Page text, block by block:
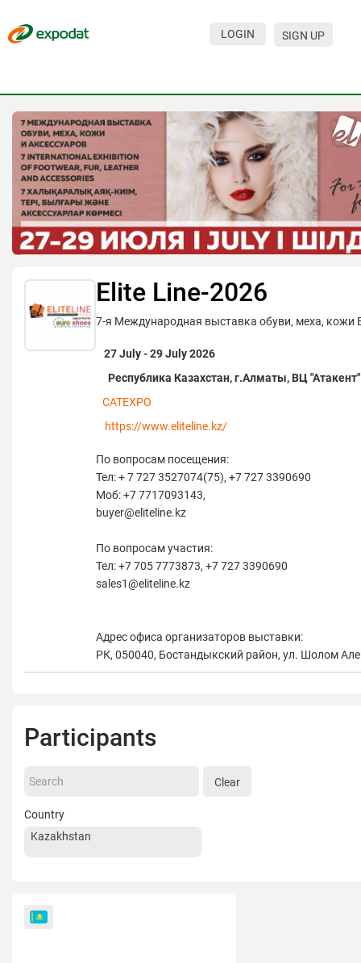
LOGIN SIGN UP
Elite Line-2026
7-я Международная выставка обуви, меха, кожи
27 July - 29 July 2026
Республика Казахстан, г.Алматы, ВЦ
CATEXPO
https://www.eliteline.kz/
По вопросам посещения:
Тел: + 7 727 3527074(75), +7 727 3390690
Моб: +7 7717093143,
buyer@eliteline.kz
По вопросам участия:
Тел: +7 705 7773873, +7 727 3390690
sales1@eliteline.kz
Адрес офиса организаторов выставки:
РК, 050040, Бостандыкский район, ул. Шолом
Participants
Clear
Country
About
For organizations
For visitors
For organizers